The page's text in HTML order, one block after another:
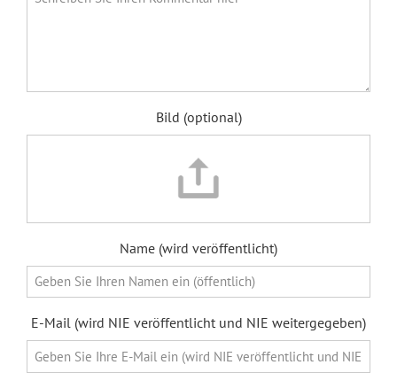
Bild (optional)
Name (wird veröffentlicht)
E-Mail (wird NIE veröffentlicht und NIE weitergegeben)